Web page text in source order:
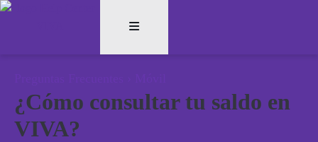
¿Cómo consultar tu saldo en
VIVA?